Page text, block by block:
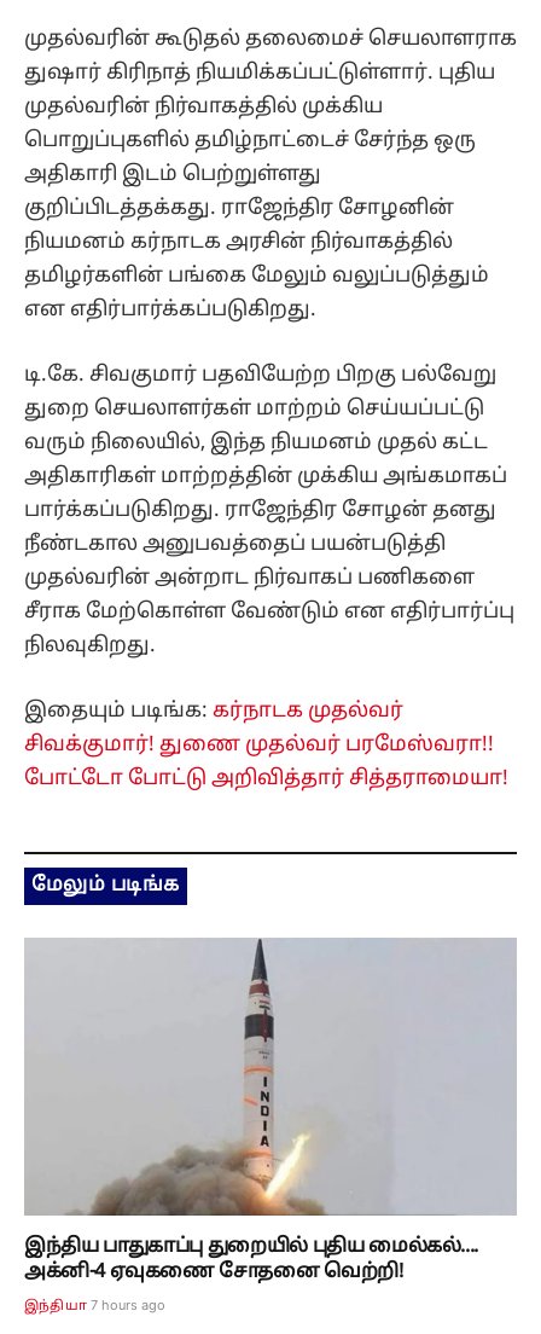
முதல்வரின் கூடுதல் தலைமைச் செயலாளராக
துஷார் கிரிநாத் நியமிக்கப்பட்டுள்ளார். புதிய
முதல்வரின் நிர்வாகத்தில் முக்கிய
பொறுப்புகளில் தமிழ்நாட்டைச் சேர்ந்த ஒரு
அதிகாரி இடம் பெற்றுள்ளது
குறிப்பிடத்தக்கது. ராஜேந்திர சோழனின்
நியமனம் கர்நாடக அரசின் நிர்வாகத்தில்
தமிழர்களின் பங்கை மேலும் வலுப்படுத்தும்
என எதிர்பார்க்கப்படுகிறது.
டி.கே. சிவகுமார் பதவியேற்ற பிறகு பல்வேறு
துறை செயலாளர்கள் மாற்றம் செய்யப்பட்டு
வரும் நிலையில், இந்த நியமனம் முதல் கட்ட
அதிகாரிகள் மாற்றத்தின் முக்கிய அங்கமாகப்
பார்க்கப்படுகிறது. ராஜேந்திர சோழன் தனது
நீண்டகால அனுபவத்தைப் பயன்படுத்தி
முதல்வரின் அன்றாட நிர்வாகப் பணிகளை
சீராக மேற்கொள்ள வேண்டும் என எதிர்பார்ப்பு
நிலவுகிறது.
இதையும் படிங்க: கர்நாடக முதல்வர்
சிவக்குமார்! துணை முதல்வர் பரமேஸ்வரா!!
போட்டோ போட்டு அறிவித்தார் சித்தராமையா!
மேலும் படிங்க
இந்திய பாதுகாப்பு துறையில் புதிய மைல்கல்....
அக்னி-4 ஏவுகணை சோதனை வெற்றி!
இந்தியா 7 hours ago